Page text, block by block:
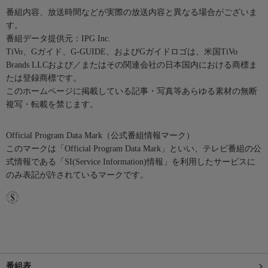
番組内容、放送時間などが実際の放送内容と異なる場合がございま
す。
番組データ提供元：IPG Inc.
TiVo、Gガイド、G-GUIDE、およびGガイドロゴは、米国TiVo
Brands LLCおよび／またはその関連会社の日本国内における商標ま
たは登録商標です。
このホームページに掲載している記事・写真等あらゆる素材の無断
複写・転載を禁じます。
Official Program Data Mark（公式番組情報マーク）
このマークは「Official Program Data Mark」といい、テレビ番組の公
式情報である「SI(Service Information)情報」を利用したサービスに
のみ表記が許されているマークです。
番組表